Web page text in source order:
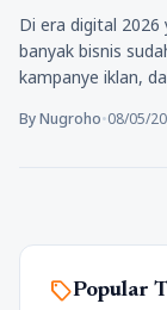
Di era digital
banyak bisnis
kampanye iklan,
By Nugroho•08/05/
sellPopular